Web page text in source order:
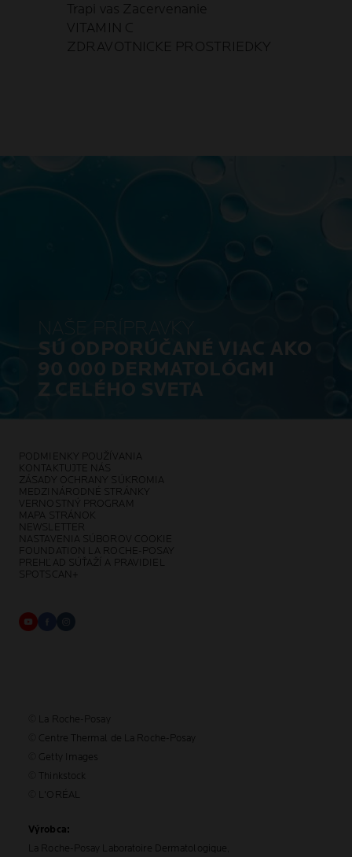
Trapi vas Zacervenanie
VITAMIN C
ZDRAVOTNICKE PROSTRIEDKY
NAŠE PRÍPRAVKY
SÚ ODPORÚČANÉ VIAC AKO
90 000 DERMATOLÓGMI
Z CELÉHO SVETA
PODMIENKY POUŽÍVANIA
KONTAKTUJTE NÁS
ZÁSADY OCHRANY SÚKROMIA
MEDZINÁRODNÉ STRÁNKY
VERNOSTNÝ PROGRAM
MAPA STRÁNOK
NEWSLETTER
NASTAVENIA SÚBOROV COOKIE
FOUNDATION LA ROCHE-POSAY
PREHĽAD SÚŤAŽÍ A PRAVIDIEL
SPOTSCAN+
© La Roche-Posay
© Centre Thermal de La Roche-Posay
© Getty Images
© Thinkstock
© L'ORÉAL
Výrobca:
La Roche-Posay Laboratoire Dermatologique,